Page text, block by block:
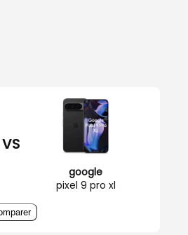
VS
google
pixel 9 pro xl